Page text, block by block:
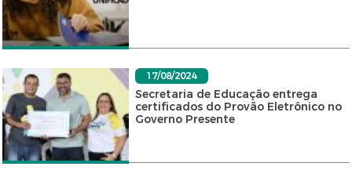
17/08/2024
Secretaria de Educação entrega
certificados do Provão Eletrônico no
Governo Presente